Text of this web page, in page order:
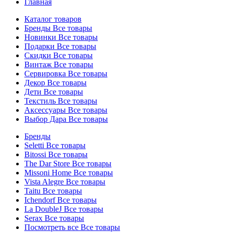
Главная
Каталог товаров
Бренды Все товары
Новинки Все товары
Подарки Все товары
Скидки Все товары
Винтаж Все товары
Сервировка Все товары
Декор Все товары
Дети Все товары
Текстиль Все товары
Аксессуары Все товары
Выбор Дара Все товары
Бренды
Seletti Все товары
Bitossi Все товары
The Dar Store Все товары
Missoni Home Все товары
Vista Alegre Все товары
Taitu Все товары
IchendorfВсе товары
La DoubleJ Все товары
Serax Все товары
Посмотреть все Все товары